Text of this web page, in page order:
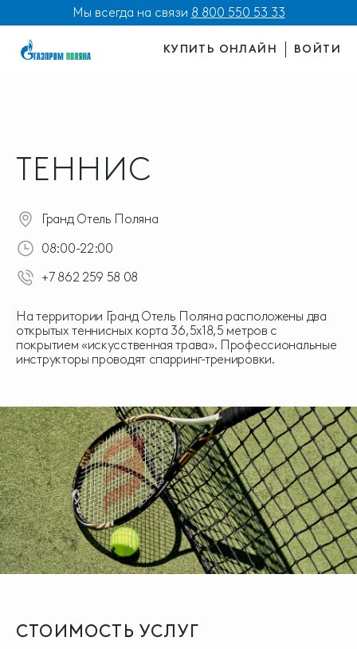
Мы всегда на связи 8 800 550 53 33
КУПИТЬ ОНЛАЙН ВОЙТИ
ТЕННИС
Гранд Отель Поляна
08:00-22:00
+7 862 259 58 08
На территории Гранд Отель Поляна расположены два
открытых теннисных корта 36,5х18,5 метров с
покрытием «искусственная трава». Профессиональные
инструкторы проводят спарринг-тренировки.
СТОИМОСТЬ УСЛУГ